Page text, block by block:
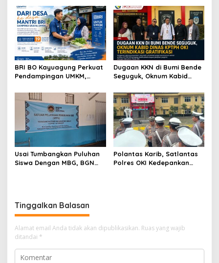
yang Diverifikasi Tim Monev
Tahun 2026
BRI BO Kayuagung Perkuat
Pendampingan UMKM,
Desa
Dugaan KKN di Bumi Bende
Seguguk, Oknum Kabid
Gratifikasi
Usai Tumbangkan Puluhan
Siswa Dengan MBG, BGN
Polantas Karib, Satlantas
Polres OKI Kedepankan
Tinggalkan Balasan
Alamat email Anda tidak akan dipublikasikan. Ruas yang wajib
ditandai *